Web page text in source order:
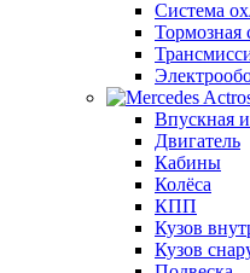
Система
Тормозная
Впускная
Двигатель
Кабины
Колёса
КПП
Кузов
Кузов